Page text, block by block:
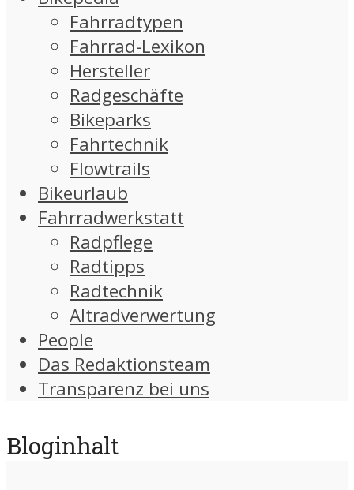
Fahrradtypen
Fahrrad-Lexikon
Hersteller
Radgeschäfte
Bikeparks
Fahrtechnik
Flowtrails
Bikeurlaub
Fahrradwerkstatt
Radpflege
Radtipps
Radtechnik
Altradverwertung
People
Das Redaktionsteam
Transparenz bei uns
Bloginhalt